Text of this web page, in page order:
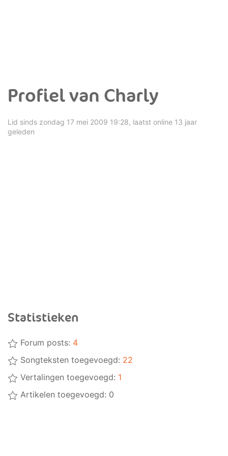
Profiel van Charly
Lid sinds zondag 17 mei 2009 19:28, laatst online 13 jaar
geleden
Statistieken
Forum posts: 4
Songteksten toegevoegd: 22
Vertalingen toegevoegd: 1
Artikelen toegevoegd: 0